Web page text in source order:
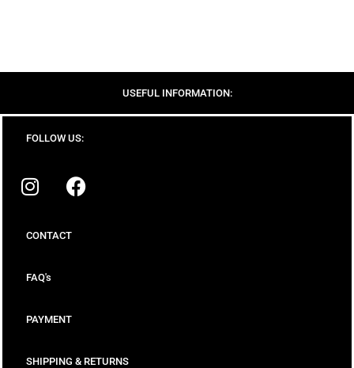
USEFUL INFORMATION:
FOLLOW US:
CONTACT
FAQ's
PAYMENT
SHIPPING & RETURNS